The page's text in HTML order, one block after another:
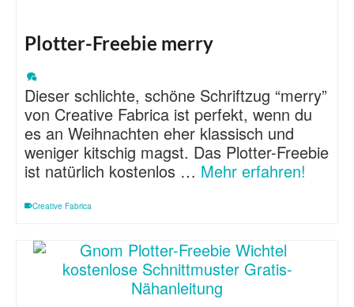
Plotter-Freebie merry
Dieser schlichte, schöne Schriftzug “merry”
von Creative Fabrica ist perfekt, wenn du
es an Weihnachten eher klassisch und
weniger kitschig magst. Das Plotter-Freebie
ist natürlich kostenlos … Mehr erfahren!
Creative Fabrica